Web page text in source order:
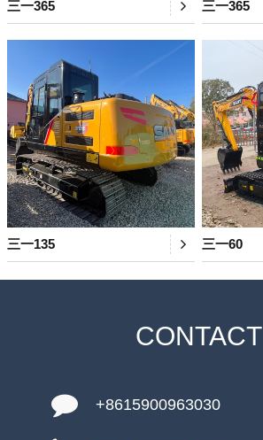
三一365 三一365
三一135 三一60
CONTACT
+8615900963030